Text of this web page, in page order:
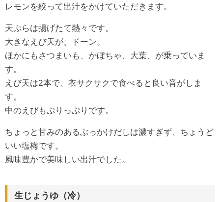
レモンを絞って出汁をかけていただきます。
天ぷらは揚げたて熱々です。
大きなえび天が、ドーン。
ほかにもさつまいも、かぼちゃ、大葉、が乗っていま
す。
えび天は2本で、衣サクサクで食べると良い音がしま
す。
中のえびもぷりっぷりです。
ちょっと甘みのあるぶっかけだしは濃すぎず、ちょうど
いい塩梅です。
風味豊かで美味しい出汁でした。
生じょうゆ（冷）